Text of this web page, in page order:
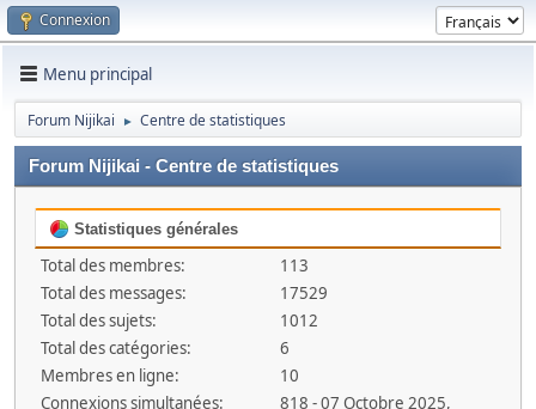
Connexion
Menu principal
Forum Nijikai ► Centre de statistiques
Forum Nijikai - Centre de statistiques
Statistiques générales
Total des membres:
113
Total des messages:
17529
Total des sujets:
1012
Total des catégories:
6
Membres en ligne:
10
Connexions simultanées:
818 - 07 Octobre 2025,